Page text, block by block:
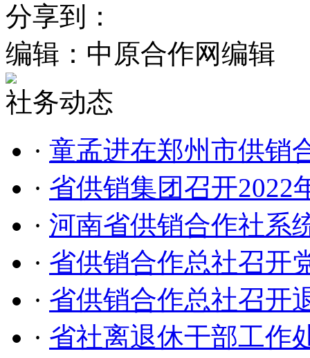
分享到：
编辑：中原合作网编辑
社务动态
· 童孟进在郑州市供销
· 省供销集团召开2022
· 河南省供销合作社系
· 省供销合作总社召开
· 省供销合作总社召开
· 省社离退休干部工作